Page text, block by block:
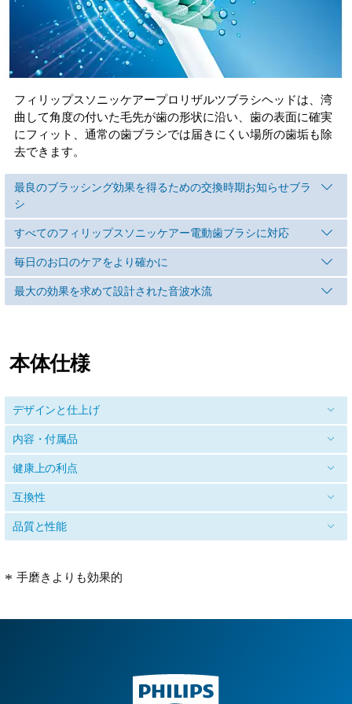
フィリップスソニッケアープロリザルツブラシヘッドは、湾
曲して角度の付いた毛先が歯の形状に沿い、歯の表面に確実
にフィット、通常の歯ブラシでは届きにくい場所の歯垢も除
去できます。
最良のブラッシング効果を得るための交換時期お知らせブラ
シ
すべてのフィリップスソニッケアー電動歯ブラシに対応
毎日のお口のケアをより確かに
最大の効果を求めて設計された音波水流
本体仕様
デザインと仕上げ
内容・付属品
健康上の利点
互換性
品質と性能
手磨きよりも効果的